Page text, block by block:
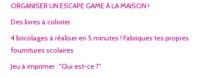
ORGANISER UN ESCAPE GAME À LA MAISON !
Des livres à colorier
4 bricolages à réaliser en 5 minutes ! Fabriques tes propres
fournitures scolaires
Jeu à imprimer : "Qui est-ce ?"